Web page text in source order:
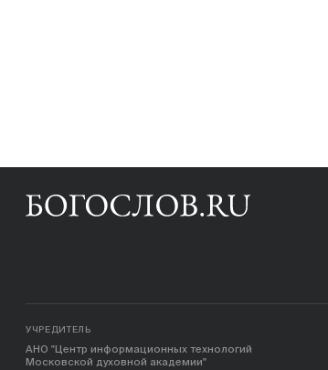
УЧРЕДИТЕЛЬ
АНО "Центр информационных технологий
Московской духовной академии"